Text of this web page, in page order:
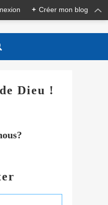
+ Créer mon blog
Dieu !